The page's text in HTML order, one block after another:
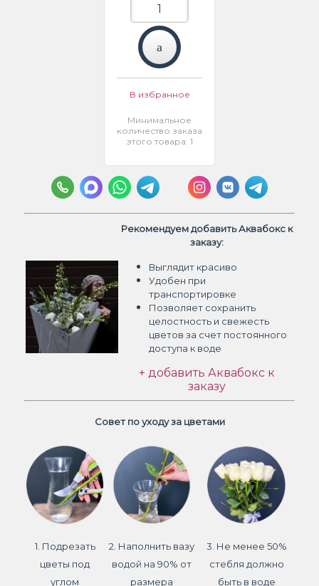
В избранное
Минимальное
количество заказа
этого товара: 1
Рекомендуем добавить Аквабокс к
заказу:
Выглядит красиво
Удобен при
транспортировке
Позволяет сохранить
целостность и свежесть
цветов за счет постоянного
доступа к воде
+ добавить Аквабокс к
заказу
Совет по уходу за цветами
1. Подрезать
цветы под
углом
2. Наполнить вазу
водой на 90% от
размера
3. Не менее 50%
стебля должно
быть в воде